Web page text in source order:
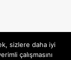
sizlere daha iyi
çalışmasını